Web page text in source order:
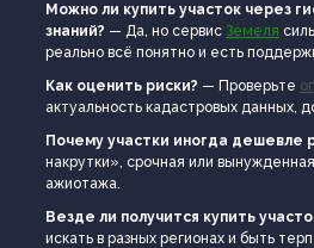
Можно ли купить участок через
знаний? — Да, но сервис Земеля
реально всё понятно и есть
Как оценить риски? — Проверьте
актуальность кадастровых данных,
Почему участки иногда дешевле
накрутки», срочная или
ажиотажа.
Везде ли получится купить
искать в разных регионах и быть